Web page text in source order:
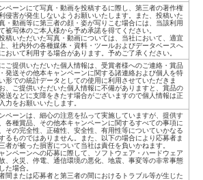
ペーンにて写真・動画を投稿するに際し、第三者の著作権
侵害が発生しないようお願いいたします。また、投稿いた
・動画等に第三者の顔・姿が写りこむ場合には、当該利用
被写体のご本人様から予め承諾を得てください。
稿いただいた写真・動画については、当社において、適宜
、社内外の各種媒体・資料・ツールおよびデータベースへ
おいて利用する場合があります。予めご了承ください。
ご提供いただいた個人情報は、受賞者様へのご連絡・賞品
発送その他本キャンペーンに関する諸連絡および個人を特
形での統計データとしての使用に利用させていただきま
、ご提供いただいた個人情報に不備がありますと、賞品の
送などに支障をきたす場合がございますので個人情報は正
力をお願いいたします。
ペーンは、細心の注意を払って実施していますが、提供す
各種賞品、その他本キャンペーンに関するすべての事項に
その完全性、正確性、安全性、有用性等についていかなる
るものではありません。また、以下の場合により応募者ま
者が被った損害について当社は責任を負いかねます。
ンペーンへの応募に際して、ソフトウェア・ハードウェア
、火災、停電、通信環境の悪化、地震、事変等の非常事態
た場合。
間または応募者と第三者の間におけるトラブル等が生じた